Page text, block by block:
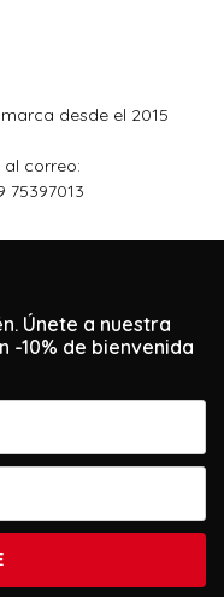
desde el 2015
al correo:
75397013
Únete a nuestra
-10% de bienvenida